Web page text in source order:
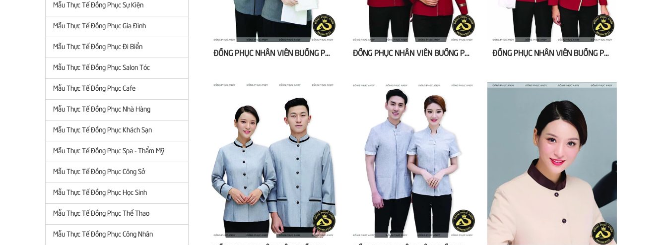
Mẫu Thực Tế Đồng Phục Sự Kiện
Mẫu Thực Tế Đồng Phục Gia Đình
Mẫu Thực Tế Đồng Phục Đi Biển
Mẫu Thực Tế Đồng Phục Salon Tóc
Mẫu Thực Tế Đồng Phục Cafe
Mẫu Thực Tế Đồng Phục Nhà Hàng
Mẫu Thực Tế Đồng Phục Khách Sạn
Mẫu Thực Tế Đồng Phục Spa - Thẩm Mỹ
Mẫu Thực Tế Đồng Phục Công Sở
Mẫu Thực Tế Đồng Phục Học Sinh
Mẫu Thực Tế Đồng Phục Thể Thao
Mẫu Thực Tế Đồng Phục Công Nhân
ĐỒNG PHỤC NHÂN VIÊN BUỒNG PHÒNG KHÁCH SẠN ĐỒNG PHỤC NHÂN VIÊN BUỒNG PHÒNG KHÁCH SẠN CAO CẤP ĐỒNG PHỤC NHÂN VIÊN BUỒNG PHÒNG KHÁCH SẠN ĐÀ NẴNG